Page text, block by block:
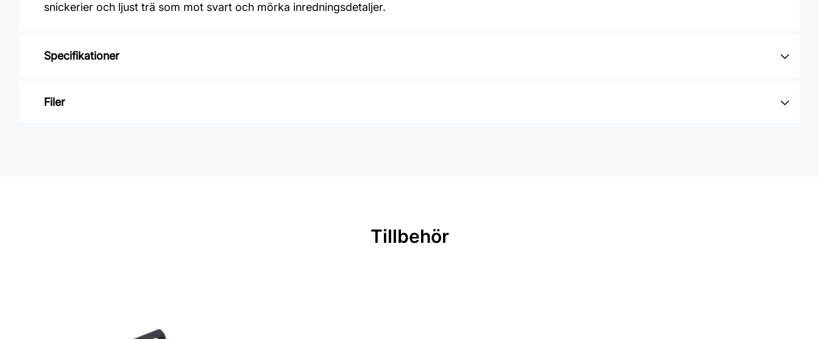
snickerier och ljust trä som mot svart och mörka inredningsdetaljer.
Specifikationer
Varumärke: Boråstapeter
Filer
Tillbehör